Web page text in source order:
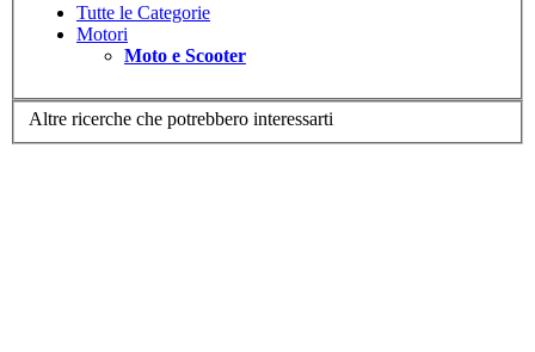
Tutte le Categorie
Motori
Moto e Scooter
Altre ricerche che potrebbero interessarti